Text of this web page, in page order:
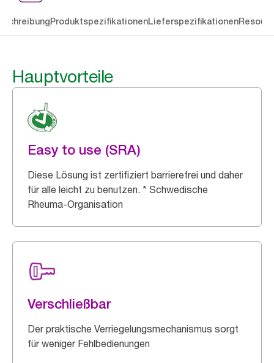
ProduktspezifikationenLieferspezifikationen
Hauptvorteile
Easy to use (SRA)
Diese Lösung ist zertifiziert barrierefrei und daher
für alle leicht zu benutzen. * Schwedische
Rheuma-Organisation
Verschließbar
Der praktische Verriegelungsmechanismus sorgt
für weniger Fehlbedienungen